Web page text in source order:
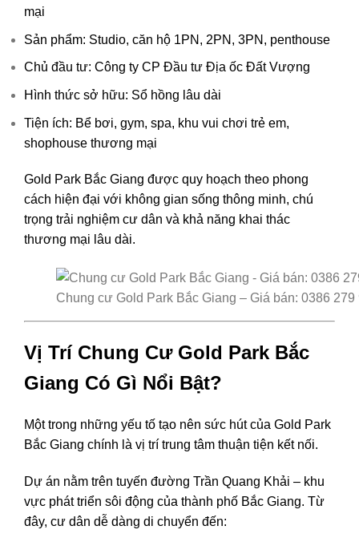
mại
Sản phẩm: Studio, căn hộ 1PN, 2PN, 3PN, penthouse
Chủ đầu tư: Công ty CP Đầu tư Địa ốc Đất Vượng
Hình thức sở hữu: Sổ hồng lâu dài
Tiện ích: Bể bơi, gym, spa, khu vui chơi trẻ em,
shophouse thương mại
Gold Park Bắc Giang được quy hoạch theo phong
cách hiện đại với không gian sống thông minh, chú
trọng trải nghiệm cư dân và khả năng khai thác
thương mại lâu dài.
Chung cư Gold Park Bắc Giang – Giá bán: 0386 279
Vị Trí Chung Cư Gold Park Bắc
Giang Có Gì Nổi Bật?
Một trong những yếu tố tạo nên sức hút của Gold Park
Bắc Giang chính là vị trí trung tâm thuận tiện kết nối.
Dự án nằm trên tuyến đường Trần Quang Khải – khu
vực phát triển sôi động của thành phố Bắc Giang. Từ
đây, cư dân dễ dàng di chuyển đến: